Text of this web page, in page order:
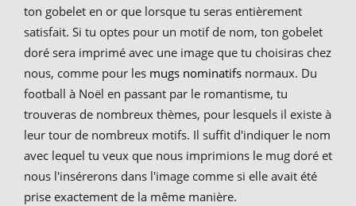
ton gobelet en or que lorsque tu seras entièrement
satisfait. Si tu optes pour un motif de nom, ton gobelet
doré sera imprimé avec une image que tu choisiras chez
nous, comme pour les mugs nominatifs normaux. Du
football à Noël en passant par le romantisme, tu
trouveras de nombreux thèmes, pour lesquels il existe à
leur tour de nombreux motifs. Il suffit d'indiquer le nom
avec lequel tu veux que nous imprimions le mug doré et
nous l'insérerons dans l'image comme si elle avait été
prise exactement de la même manière.